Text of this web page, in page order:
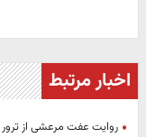
اخبار مرتبط
روایت عفت مرعشی از